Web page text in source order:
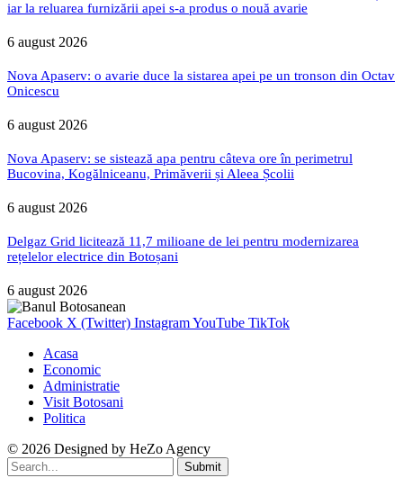
iar la reluarea furnizării apei s-a produs o nouă avarie
6 august 2026
Nova Apaserv: o avarie duce la sistarea apei pe un tronson din Octav
Onicescu
6 august 2026
Nova Apaserv: se sistează apa pentru câteva ore în perimetrul
Bucovina, Kogălniceanu, Primăverii și Aleea Școlii
6 august 2026
Delgaz Grid licitează 11,7 milioane de lei pentru modernizarea
rețelelor electrice din Botoșani
6 august 2026
Facebook X (Twitter) InstagramYouTube TikTok
Acasa
Economic
Administratie
Visit Botosani
Politica
© 2026 Designed by HeZo Agency
Submit